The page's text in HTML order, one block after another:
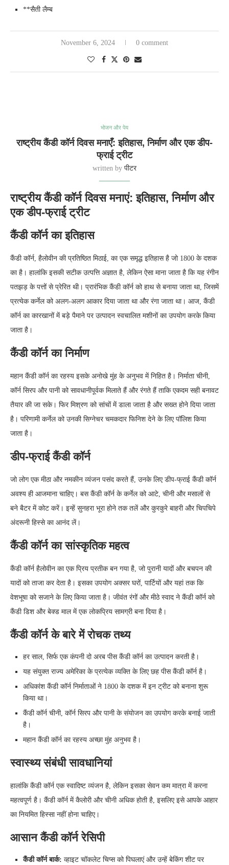
**सैती लैम्ब
November 6, 2024 0 comment
भोजन और पेय
राष्ट्रीय कैंडी कॉर्न दिवस मनाएँ: इतिहास, निर्माण और एक डीप-
फ्राई ट्रीट
written by पीटर
राष्ट्रीय कैंडी कॉर्न दिवस मनाएं: इतिहास, निर्माण और
एक डीप-फ्राई ट्रीट
कैंडी कॉर्न का इतिहास
कैंडी कॉर्न, हैलोवीन की प्रतिष्ठित मिठाई, का एक समृद्ध इतिहास है जो 1800 के दशक
का है। हालांकि इसकी सटीक उत्पत्ति अज्ञात है, लेकिन ऐसा माना जाता है कि यह रंगीन
पतझड़ के पत्तों से प्रेरित थी। प्रारंभिक कैंडी कॉर्न को हाथ से बनाया जाता था, जिसमें
प्रत्येक कर्नेल को अलग-अलग आकार दिया जाता था और रंगा जाता था। आज, कैंडी
कॉर्न का कारखानों में बड़े पैमाने पर उत्पादन स्वचालित मशीनों का उपयोग करके किया
जाता है।
कैंडी कॉर्न का निर्माण
महान कैंडी कॉर्न का रहस्य इसके अनोखे मुंह के अनुभव में निहित है। निर्माता चीनी,
कॉर्न सिरप और पानी को सावधानीपूर्वक मिलाते हैं और रंगते हैं ताकि एकदम सही बनावट
तैयार की जा सके। फिर मिश्रण को सांचों में डाला जाता है और सख्त होने दिया जाता
है। परिणामी कर्नेल को उनकी सिग्नेचर चमकदार फिनिश देने के लिए पॉलिश किया
जाता है।
डीप-फ्राई कैंडी कॉर्न
जो लोग एक मीठा और नमकीन व्यंजन पसंद करते हैं, उनके लिए डीप-फ्राई कैंडी कॉर्न
अवश्य ही आजमाना चाहिए। बस कैंडी कॉर्न के कर्नेल को आटे, चीनी और मसालों से
बने बैटर में कोट करें। इन्हें सुनहरा भूरा होने तक तलें और कुरकुरे बाहरी और चिपचिपे
अंदरूनी हिस्से का आनंद लें।
कैंडी कॉर्न का सांस्कृतिक महत्व
कैंडी कॉर्न हैलोवीन का एक प्रिय प्रतीक बन गया है, जो पुरानी यादों और बचपन की
यादों को ताजा कर देता है। इसका उपयोग अक्सर घरों, पार्टियों और यहां तक कि
वेशभूषा को सजाने के लिए किया जाता है। जीवंत रंगों और मीठे स्वाद ने कैंडी कॉर्न को
कैंडी डिश और बेक्ड माल में एक लोकप्रिय सामग्री बना दिया है।
कैंडी कॉर्न के बारे में रोचक तथ्य
हर साल, सिर्फ एक कंपनी दो अरब पीस कैंडी कॉर्न का उत्पादन करती है।
यह संयुक्त राज्य अमेरिका के प्रत्येक व्यक्ति के लिए छह पीस कैंडी कॉर्न है।
अधिकांश कैंडी कॉर्न निर्माताओं ने 1800 के दशक में इन ट्रीट को बनाना शुरू
किया था।
कैंडी कॉर्न चीनी, कॉर्न सिरप और पानी के संयोजन का उपयोग करके बनाई जाती
है।
महान कैंडी कॉर्न का रहस्य अच्छा मुंह अनुभव है।
स्वास्थ्य संबंधी सावधानियां
हालांकि कैंडी कॉर्न एक स्वादिष्ट व्यंजन है, लेकिन इसका सेवन कम मात्रा में करना
महत्वपूर्ण है। कैंडी कॉर्न में कैलोरी और चीनी अधिक होती है, इसलिए इसे आपके आहार
का नियमित हिस्सा नहीं होना चाहिए।
आसान कैंडी कॉर्न रेसिपी
कैंडी कॉर्न बार्क: व्हाइट चॉकलेट चिप्स को पिघलाएं और उन्हें बेकिंग शीट पर